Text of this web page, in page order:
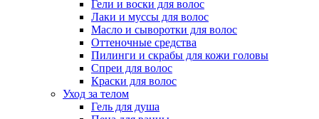
Гели и воски для волос
Лаки и муссы для волос
Масло и сыворотки для волос
Оттеночные средства
Пилинги и скрабы для кожи головы
Спреи для волос
Краски для волос
Уход за телом
Гель для душа